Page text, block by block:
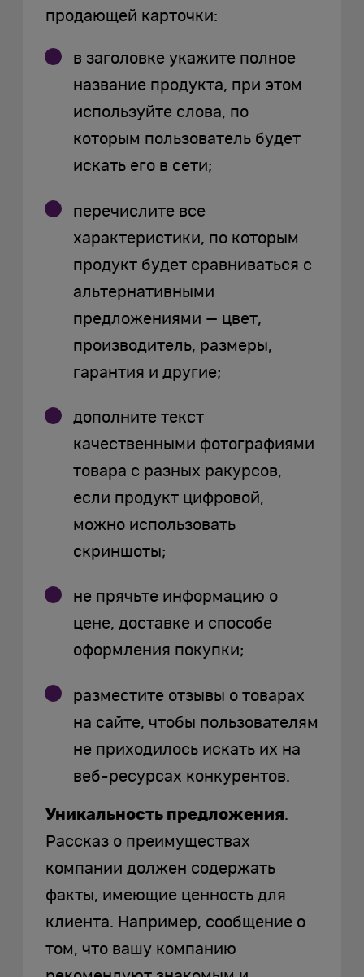
продающей карточки:
в заголовке укажите полное
название продукта, при этом
используйте слова, по
которым пользователь будет
искать его в сети;
перечислите все
характеристики, по которым
продукт будет сравниваться с
альтернативными
предложениями — цвет,
производитель, размеры,
гарантия и другие;
дополните текст
качественными фотографиями
товара с разных ракурсов,
если продукт цифровой,
можно использовать
скриншоты;
не прячьте информацию о
цене, доставке и способе
оформления покупки;
разместите отзывы о товарах
на сайте, чтобы пользователям
не приходилось искать их на
веб-ресурсах конкурентов.
Уникальность предложения.
Рассказ о преимуществах
компании должен содержать
факты, имеющие ценность для
клиента. Например, сообщение о
том, что вашу компанию